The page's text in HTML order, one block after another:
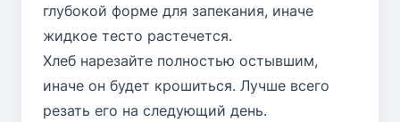
глубокой форме для запекания, иначе
жидкое тесто растечется.
Хлеб нарезайте полностью остывшим,
иначе он будет крошиться. Лучше всего
резать его на следующий день.